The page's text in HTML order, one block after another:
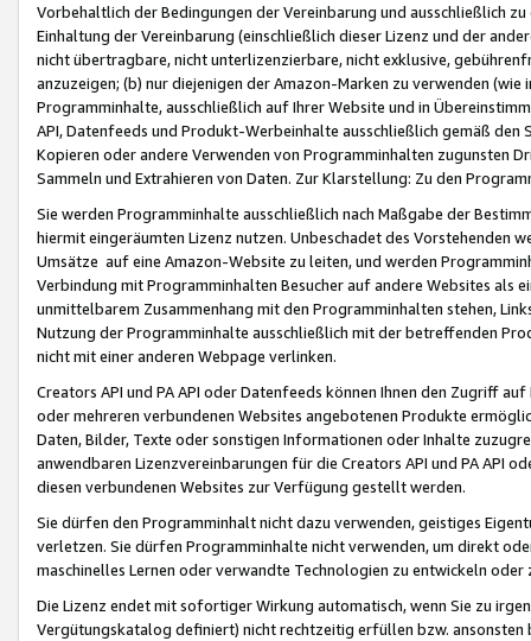
Vorbehaltlich der Bedingungen der Vereinbarung und ausschließlich
Einhaltung der Vereinbarung (einschließlich dieser Lizenz und der
nicht übertragbare, nicht unterlizenzierbare, nicht exklusive,
anzuzeigen; (b) nur diejenigen der Amazon-Marken zu verwenden
Programminhalte, ausschließlich auf Ihrer Website und in
API, Datenfeeds und Produkt-Werbeinhalte ausschließlich gemäß
Kopieren oder andere Verwenden von Programminhalten zugunsten
Sammeln und Extrahieren von Daten. Zur Klarstellung: Zu den
Sie werden Programminhalte ausschließlich nach Maßgabe der
hiermit eingeräumten Lizenz nutzen. Unbeschadet des Vorstehenden
Umsätze auf eine Amazon-Website zu leiten, und werden
Verbindung mit Programminhalten Besucher auf andere Websites als
unmittelbarem Zusammenhang mit den Programminhalten stehen,
Nutzung der Programminhalte ausschließlich mit der betreffenden
nicht mit einer anderen Webpage verlinken.
Creators API und PA API oder Datenfeeds können Ihnen den Zugriff
oder mehreren verbundenen Websites angebotenen Produkte
Daten, Bilder, Texte oder sonstigen Informationen oder Inhalte
anwendbaren Lizenzvereinbarungen für die Creators API und PA API
diesen verbundenen Websites zur Verfügung gestellt werden.
Sie dürfen den Programminhalt nicht dazu verwenden, geistiges
verletzen. Sie dürfen Programminhalte nicht verwenden, um direkt
maschinelles Lernen oder verwandte Technologien zu entwickeln
Die Lizenz endet mit sofortiger Wirkung automatisch, wenn Sie zu
Vergütungskatalog definiert) nicht rechtzeitig erfüllen bzw. ansonsten